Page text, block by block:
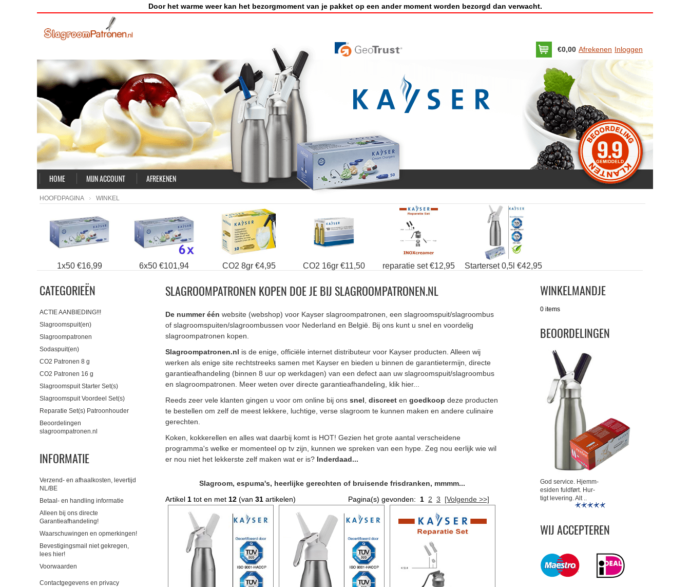
Door het warme weer kan het bezorgmoment van je pakket op een ander moment worden bezorgd dan verwacht.
€0,00 Afrekenen Inloggen
HOME MIJN ACCOUNT AFREKENEN
HOOFDPAGINA WINKEL
1x50 €16,99 6x50 €101,94 CO2 8gr €4,95 CO2 16gr €11,50 reparatie set €12,95 Starterset 0,5l €42,95
CATEGORIEËN
ACTIE AANBIEDING!!!
Slagroomspuit(en)
Slagroompatronen
Sodaspuit(en)
CO2 Patronen 8 g
CO2 Patronen 16 g
Slagroomspuit Starter Set(s)
Slagroomspuit Voordeel Set(s)
Reparatie Set(s) Patroonhouder
Beoordelingen
slagroompatronen.nl
INFORMATIE
Verzend- en afhaalkosten, levertijd
NL/BE
Betaal- en handling informatie
Alleen bij ons directe
Garantieafhandeling!
Waarschuwingen en opmerkingen!
Bevestigingsmail niet gekregen,
lees hier!
Voorwaarden
Contactgegevens en privacy
SLAGROOMPATRONEN KOPEN DOE JE BIJ SLAGROOMPATRONEN.NL
De nummer één website (webshop) voor Kayser slagroompatronen, een slagroomspuit/slagroombus
of slagroomspuiten/slagroombussen voor Nederland en België. Bij ons kunt u snel en voordelig
slagroompatronen kopen.
Slagroompatronen.nl is de enige, officiële internet distributeur voor Kayser producten. Alleen wij
werken als enige site rechtstreeks samen met Kayser en bieden u binnen de garantietermijn, directe
garantieafhandeling (binnen 8 uur op werkdagen) van een defect aan uw slagroomspuit/slagroombus
en slagroompatronen. Meer weten over directe garantieafhandeling, klik hier...
Reeds zeer vele klanten gingen u voor om online bij ons snel discreet en goedkoop deze producten
te bestellen om zelf de meest lekkere, luchtige, verse slagroom te kunnen maken en andere culinaire
gerechten.
Koken, kokkerellen en alles wat daarbij komt is HOT! Gezien het grote aantal verscheidene
programma's welke er momenteel op tv zijn, kunnen we spreken van een hype. Zeg nou eerlijk wie wil
er nou niet het lekkerste zelf maken wat er is? Inderdaad...
Slagroom, espuma's, heerlijke gerechten of bruisende frisdranken, mmmm...
Pagina(s) gevonden: 1 2 3 [Volgende >>]
Artikel 1 tot en met 12 (van 31 artikelen)
WINKELMANDJE
0 items
BEOORDELINGEN
God service. Hjemm-
esiden fuldført. Hur-
tigt levering. Alt ..
WIJ ACCEPTEREN